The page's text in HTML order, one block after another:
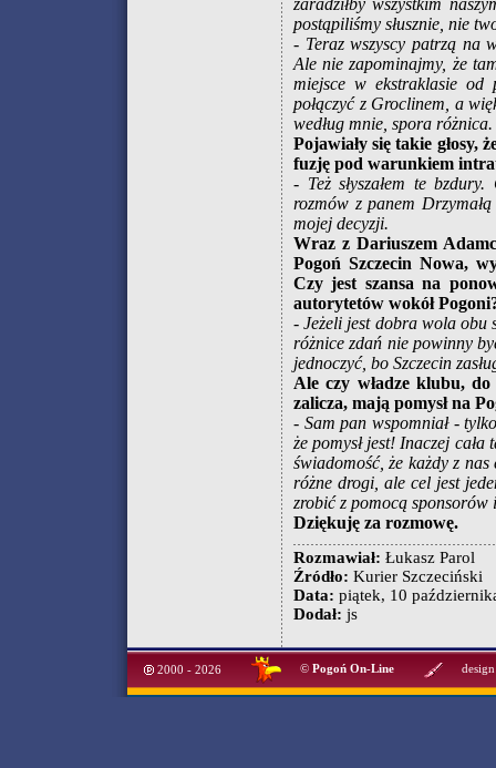
zaradziłby wszystkim
postąpiliśmy słusznie, nie
- Teraz wszyscy patrzą na
Ale nie zapominajmy, że
miejsce w ekstraklasie od
połączyć z Groclinem, a
według mnie, spora różnica.
Pojawiały się takie głosy,
fuzję pod warunkiem
- Też słyszałem te
rozmów z panem
mojej decyzji.
Wraz z Dariuszem
Pogoń Szczecin Nowa,
Czy jest szansa na
autorytetów wokół
- Jeżeli jest dobra wola obu
różnice zdań nie powinny
jednoczyć, bo Szczecin
Ale czy władze klubu,
zalicza, mają pomysł na
- Sam pan wspomniał -
że pomysł jest! Inaczej
świadomość, że każdy z
różne drogi, ale cel jest
zrobić z pomocą sponsorów
Dziękuję za rozmowę.
Rozmawiał: Łukasz Parol
Źródło: Kurier Szczeciński
Data: piątek, 10
Dodał: js
2000 - 2026 © Pogoń On-Line